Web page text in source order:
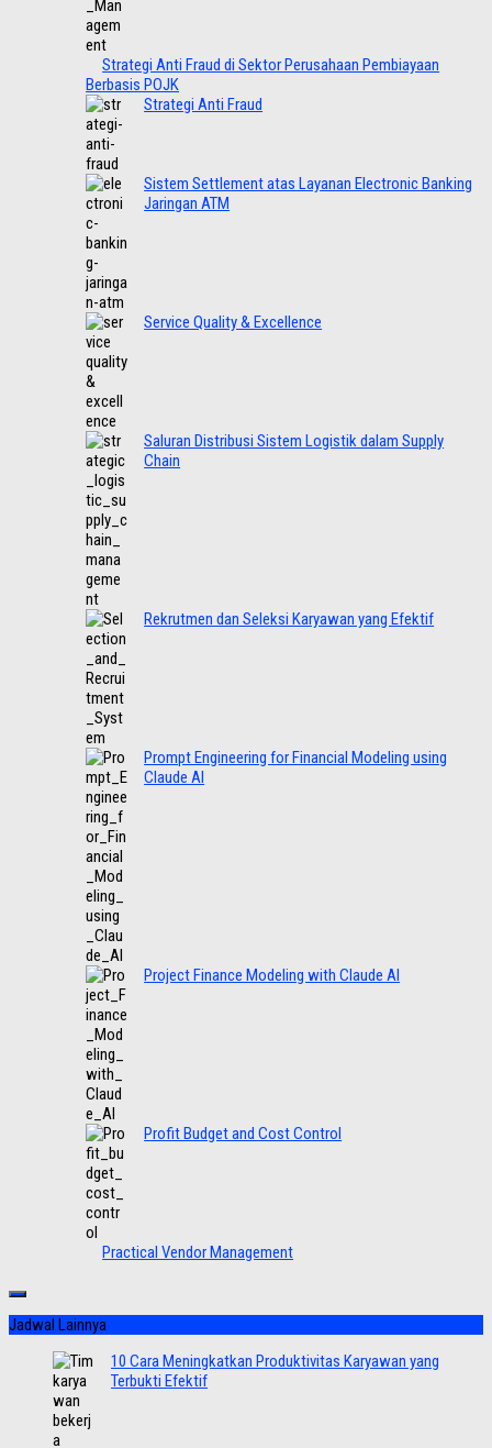
Strategi Anti Fraud di Sektor Perusahaan Pembiayaan
Berbasis POJK
Strategi Anti Fraud
Sistem Settlement atas Layanan Electronic Banking
Jaringan ATM
Service Quality & Excellence
Saluran Distribusi Sistem Logistik dalam Supply
Chain
Rekrutmen dan Seleksi Karyawan yang Efektif
Prompt Engineering for Financial Modeling using
Claude AI
Project Finance Modeling with Claude AI
Profit Budget and Cost Control
Practical Vendor Management
Jadwal Lainnya
10 Cara Meningkatkan Produktivitas Karyawan yang
Terbukti Efektif